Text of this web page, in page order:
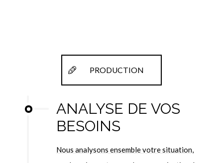
PRODUCTION
ANALYSE DE VOS
BESOINS
Nous analysons ensemble votre situation,